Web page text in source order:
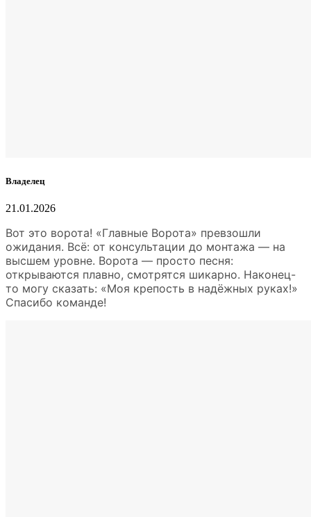
Владелец
21.01.2026
Вот это ворота! «Главные Ворота» превзошли
ожидания. Всё: от консультации до монтажа — на
высшем уровне. Ворота — просто песня:
открываются плавно, смотрятся шикарно. Наконец-
то могу сказать: «Моя крепость в надёжных руках!»
Спасибо команде!